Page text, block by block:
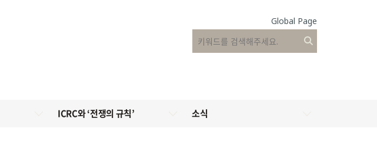
Global Page
ICRC와 ‘전쟁의 규칙’
소식